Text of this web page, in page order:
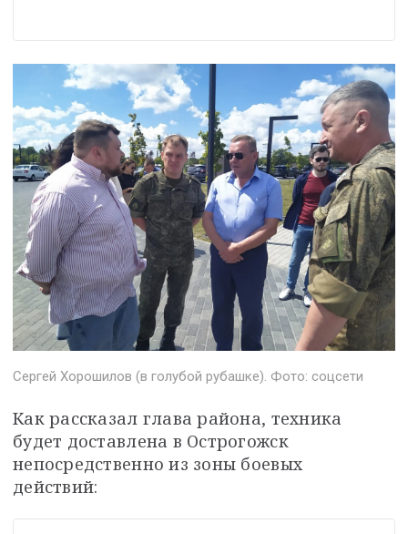
Сергей Хорошилов (в голубой рубашке). Фото: соцсети
Как рассказал глава района, техника
будет доставлена в Острогожск
непосредственно из зоны боевых
действий: